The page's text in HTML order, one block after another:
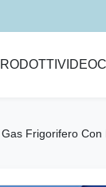
VIDEO
Frigorifero